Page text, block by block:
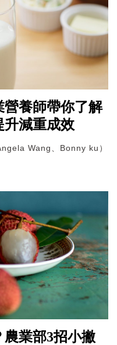
營養師帶你了解
升減重成效
Wang、Bonny ku）
農業部3招小撇